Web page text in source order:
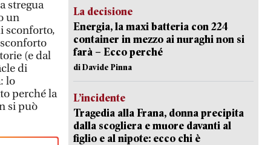
stregua
un
sconforto,
(e dal
di
lo
perché la
si può
La decisione
Energia, la maxi batteria con 224
container in mezzo ai nuraghi non si
farà – Ecco perché
di Davide Pinna
L’incidente
Tragedia alla Frana, donna precipita
dalla scogliera e muore davanti al
figlio e al nipote: ecco chi è